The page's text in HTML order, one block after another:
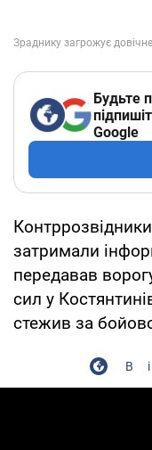
Будьте
Google
Контррозвідники
затримали
передавав
сил у
стежив за